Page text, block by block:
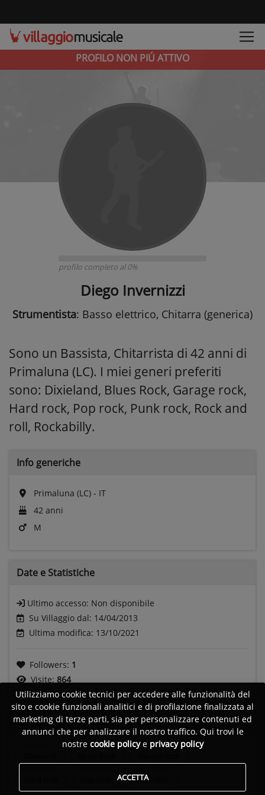
PROFILO NON PIÚ ATTIVO
profilo completo al 0%
Diego Invernizzi
Strumentista: Basso elettrico, Chitarra (generica)
Sono un Bassista, Chitarrista di 42 anni di
Primaluna (LC). I miei generi preferiti
sono: Dixieland, Blues Rock, Garage rock,
Hard rock, Pop rock, Punk rock, Rock and
roll, Rockabilly.
Info generiche
Primaluna (LC) - IT
42 anni
M
Date e Statistiche
Ultimo accesso: Non disponibile
Su Villaggio dal: 14/04/2013
Ultima modifica: 13/10/2021
Followers: 1
Visite: 864
Generi
Punk rock
Utilizziamo cookie tecnici per accedere alle funzionalità del
sito e cookie funzionali analitici e di profilazione finalizzata al
marketing di terze parti, sia per personalizzare contenuti ed
annunci che per analizzare il nostro traffico. Qui trovi le
nostre cookie policye privacy policy
ACCETTA